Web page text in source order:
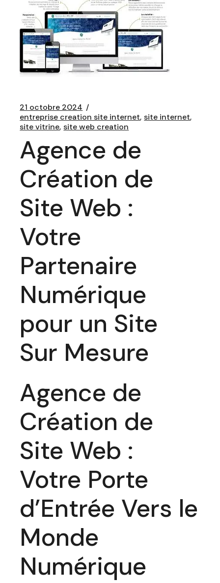
21 octobre 2024
entreprise creation site internet site internet
site vitrine site web creation
Agence de
Création de
Site Web :
Votre
Partenaire
Numérique
pour un Site
Sur Mesure
Agence de
Création de
Site Web :
Votre Porte
d’Entrée Vers le
Monde
Numérique